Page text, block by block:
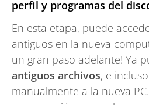
perfil y programas del
En esta etapa, puede
antiguos en la nueva
un gran paso adelante! Ya
antiguos archivos, e
manualmente a la nueva